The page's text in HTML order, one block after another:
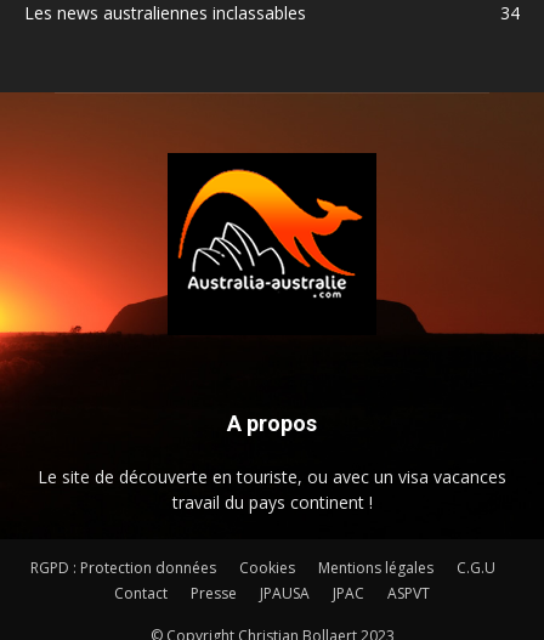
Les news australiennes inclassables
34
A propos
Le site de découverte en touriste, ou avec un visa vacances
travail du pays continent !
RGPD : Protection données Cookies Mentions légales
C.G.U
Contact
Presse JPAUSA JPAC ASPVT
© Copyright Christian Bollaert 2023